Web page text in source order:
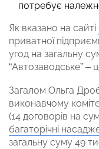
потребує
Як вказано на сайті
приватної
угод на загальну
“Автозаводське” –
Загалом Ольга
виконавчому
(14 договорів на
багаторічні
загальну суму 49